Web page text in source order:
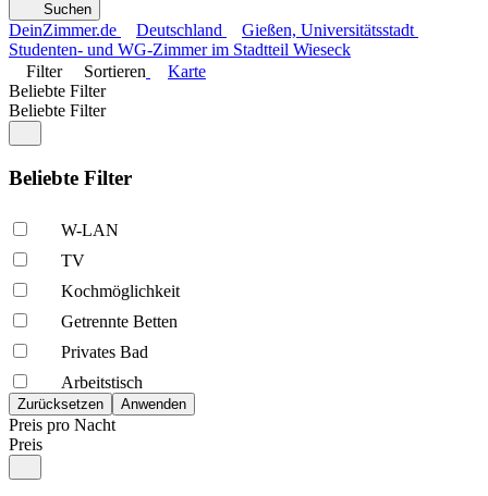
Suchen
DeinZimmer.de Deutschland
Gießen, Universitätsstadt
Studenten- und WG-Zimmer im Stadtteil Wieseck
Filter
Sortieren
Karte
Beliebte Filter
Beliebte Filter
Beliebte Filter
W-LAN
TV
Kochmöglich­keit
Getrennte Betten
Privates Bad
Arbeitstisch
Preis pro Nacht
Preis